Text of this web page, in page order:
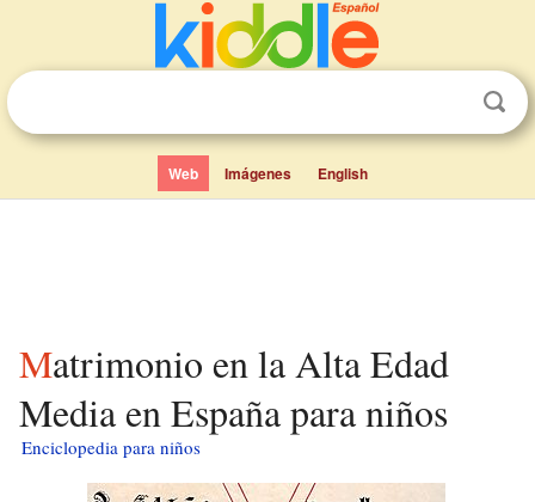
Web Imágenes English
Matrimonio en la Alta Edad
Media en España para niños
Enciclopedia para niños